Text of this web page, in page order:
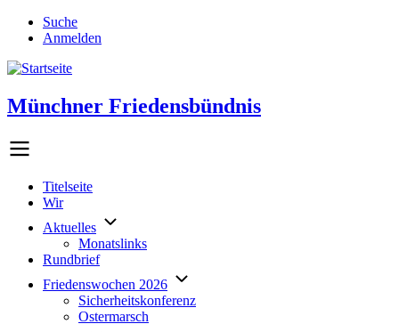
Direkt
zum
Benutzermenü
Suche
Anmelden
Münchner Friedensbündnis
Hauptlinks
Titelseite
Wir
Aktuelles
Monatslinks
Rundbrief
Friedenswochen 2026
Sicherheitskonferenz
Ostermarsch